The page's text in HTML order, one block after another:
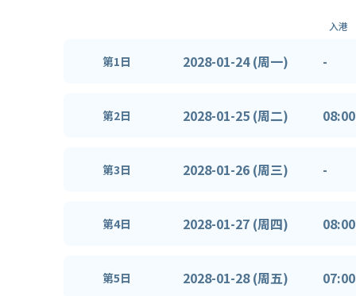
入港
第1日 2028-01-24 (周一) -
第2日 2028-01-25 (周二) 08:00
第3日 2028-01-26 (周三) -
第4日 2028-01-27 (周四) 08:00
第5日 2028-01-28 (周五) 07:00